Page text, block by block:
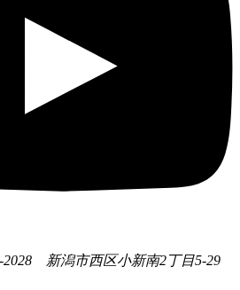
2028 新潟市西区小新南2丁目5-29